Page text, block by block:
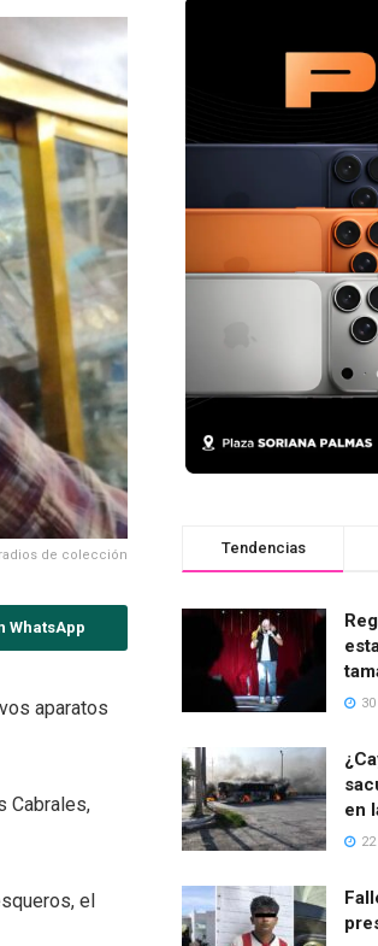
de colección
WhatsApp
aparatos
Cabrales,
el
Tendencias
en
22